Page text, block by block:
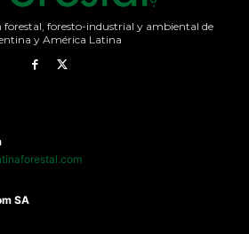
forestal, foresto-industrial y ambiental de
y América Latina
SA